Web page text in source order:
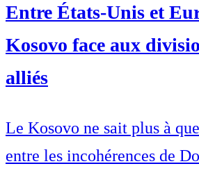
Entre États-Unis et
Kosovo face aux
alliés
Le Kosovo ne sait plus à
entre les incohérences de